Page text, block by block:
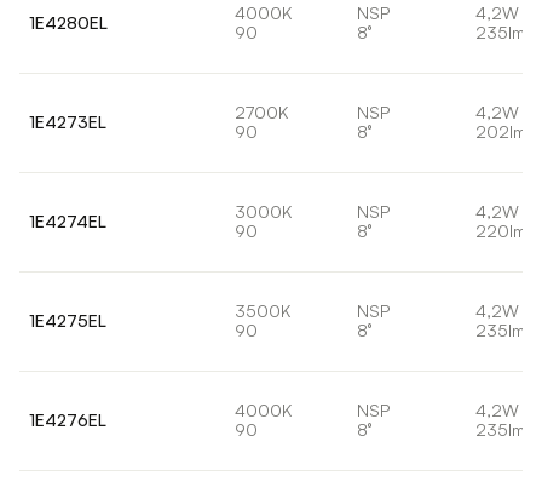
1E4280EL
4000K
90
NSP
8°
4,2W
235lm
1E4273EL
2700K
90
NSP
8°
4,2W
202lm
1E4274EL
3000K
90
NSP
8°
4,2W
220lm
1E4275EL
3500K
90
NSP
8°
4,2W
235lm
1E4276EL
4000K
90
NSP
8°
4,2W
235lm